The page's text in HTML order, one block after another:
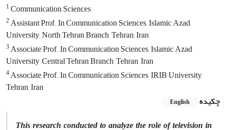
1Communication Sciences
2Assistant Prof. In Communication Sciences, Islamic Azad
University, North Tehran Branch, Tehran, Iran
3Associate Prof. In Communication Sciences, Islamic Azad
University, Central Tehran Branch, Tehran, Iran
4Associate Prof. In Communication Sciences, IRIB University,
Tehran, Iran
چکیده
English
This research conducted to analyze the role of television in